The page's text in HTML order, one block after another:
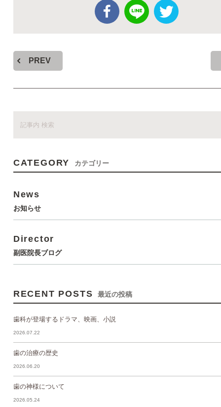
PREV
CATEGORY カテゴリー
News
お知らせ
Director
副医院長ブログ
RECENT POSTS 最近の投稿
歯科が登場するドラマ、映画、小説
2026.07.22
歯の治療の歴史
2026.06.20
歯の神様について
2026.05.24